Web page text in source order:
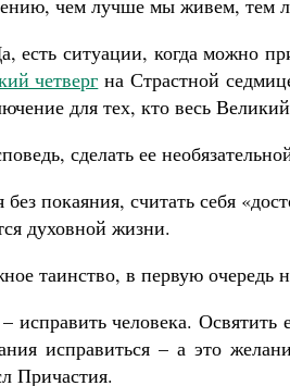
чем лучше мы живем, тем
есть ситуации, когда можно
четверг на Страстной
для тех, кто весь
сделать ее
покаяния, считать себя
духовной жизни.
таинство, в первую очередь
исправить человека.
исправиться – а это
Причастия.